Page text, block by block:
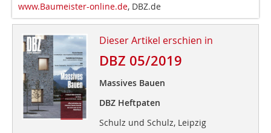
www.Baumeister-online.de, DBZ.de
Dieser Artikel erschien in
DBZ 05/2019
Massives Bauen
DBZ Heftpaten
Schulz und Schulz, Leipzig